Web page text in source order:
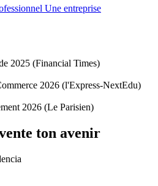
Une entreprise
2025 (Financial Times)
2026 (l'Express-NextEdu)
2026 (Le Parisien)
ton avenir